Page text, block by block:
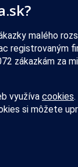
malého
registrovaným
zákazkám za
využíva cookies.
si môžete